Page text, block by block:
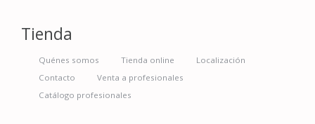
Tienda
Quénes somos Tienda online
Localización
Contacto
Venta a profesionales
Catálogo profesionales